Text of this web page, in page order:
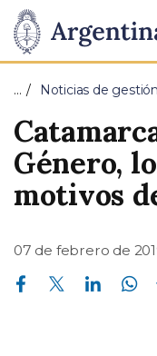
Presidencia
de
la
Nación
Pasar al contenido
… Noticias de
Género,
motivos
07 de febrero de
Compartir en Facebook Compartir en Twitter Compartir en Linkedin Compartir en Whatsapp